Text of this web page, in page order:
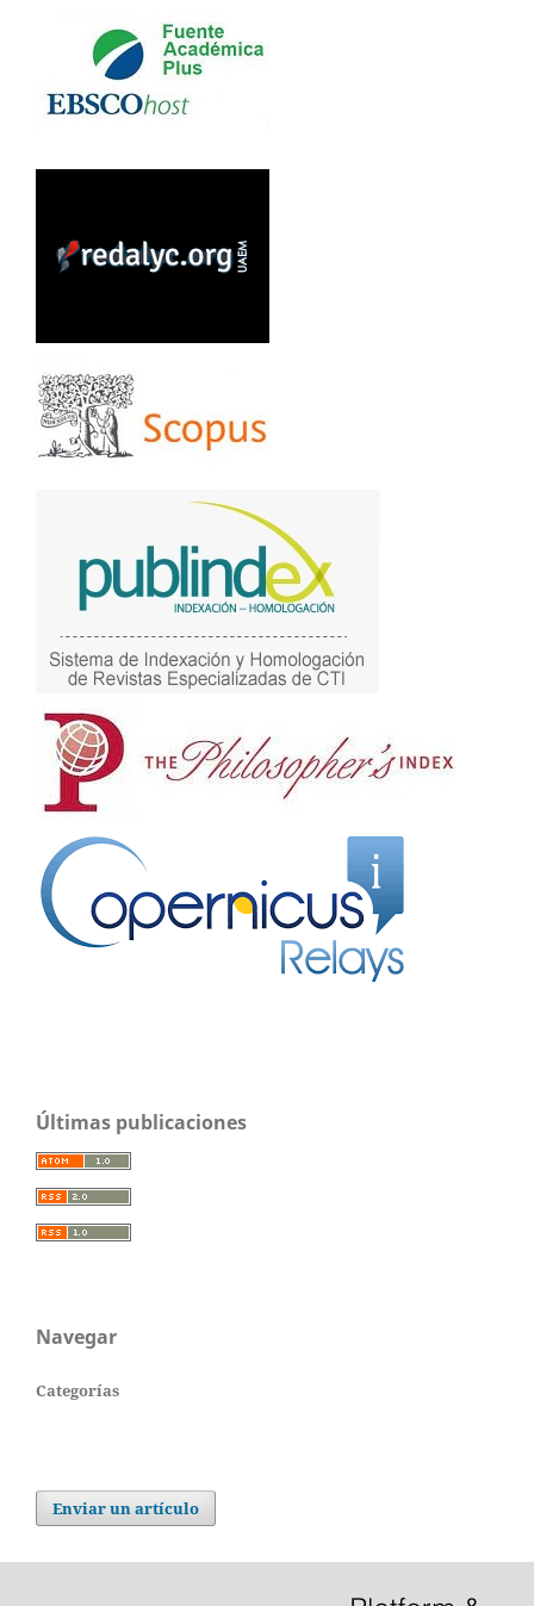
Últimas publicaciones
Navegar
Categorías
Enviar un artículo